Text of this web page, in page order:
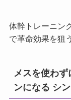
体幹トレーニン
で革命効果を狙
メスを使わず
ンになる シ